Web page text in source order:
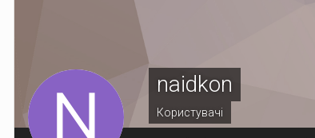
naidkon
Користувачі